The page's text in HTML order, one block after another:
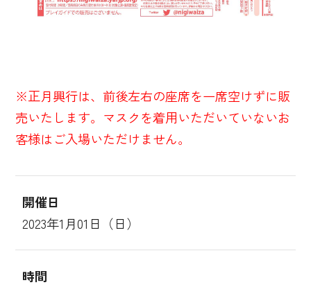
※正月興行は、前後左右の座席を一席空けずに販
売いたします。マスクを着用いただいていないお
客様はご入場いただけません。
開催日
2023年1月01日（日）
時間